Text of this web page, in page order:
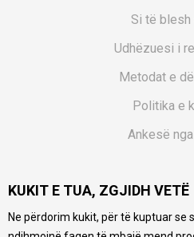
Si të blesh
Udhëzuesi i
Metodat e
Politika e
Ankesë
Pyetjet më të
Ne bëjmë çmos që të ofrojmë
KUKIT E TUA, ZGJIDH VETË
Ne përdorim kukit, për të kuptuar se